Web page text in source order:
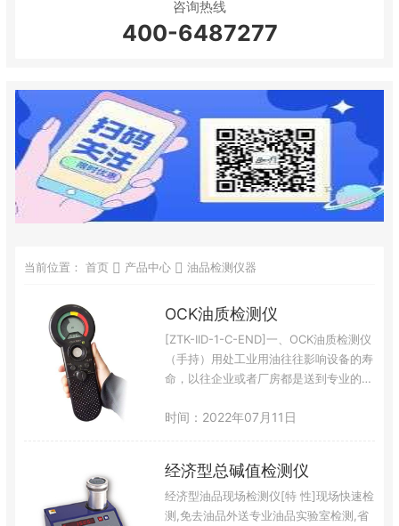
咨询热线
400-6487277
当前位置： 首页 产品中心 油品检测仪器
OCK油质检测仪
[ZTK-IID-1-C-END]一、OCK油质检测仪
（手持）用处工业用油往往影响设备的寿
命，以往企业或者厂房都是送到专业的检
往存在延迟！为了避免麻烦很多企业都是
烦，不符合公司节能减排的号召！通过菲
尔德的OCK油质检测仪，我们可以随时知
道目前油品的健康状态，而且通过配套设
时间：2022年07月11日
经济型总碱值检测仪
经济型油品现场检测仪[特 性]现场快速检
测,免去油品外送专业油品实验室检测,省